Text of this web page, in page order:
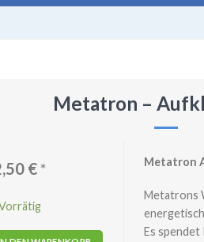
Metatron –
€*
Set Menge
Metatron
Metatrons
Es spendet